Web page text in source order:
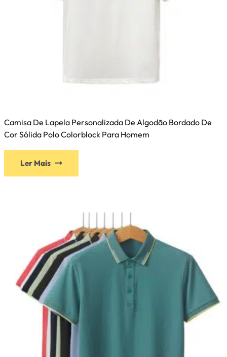
Camisa De Lapela Personalizada De Algodão Bordado De
Cor Sólida Polo Colorblock Para Homem
Ler Mais